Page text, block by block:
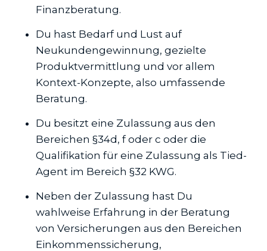
Finanzberatung.
Du hast Bedarf und Lust auf
Neukundengewinnung, gezielte
Produktvermittlung und vor allem
Kontext-Konzepte, also umfassende
Beratung.
Du besitzt eine Zulassung aus den
Bereichen §34d, f oder c oder die
Qualifikation für eine Zulassung als Tied-
Agent im Bereich §32 KWG.
Neben der Zulassung hast Du
wahlweise Erfahrung in der Beratung
von Versicherungen aus den Bereichen
Einkommenssicherung,